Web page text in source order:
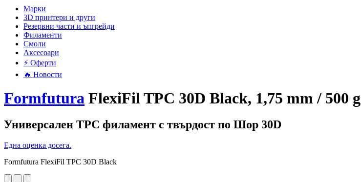
Mарки
3D принтери и други
Резервни части и ъпгрейди
Филаменти
Смоли
Аксесоари
⚡ Оферти
🔥 Новости
Formfutura FlexiFil TPC 30D Black, 1,75 mm / 500 g
Универсален TPC филамент с твърдост по Шор 30D
Една оценка досега.
Formfutura FlexiFil TPC 30D Black